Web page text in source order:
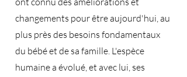
changements pour être aujourd'hui, au
plus près des besoins fondamentaux
du bébé et de sa famille. L'espèce
humaine a évolué, et avec lui, ses